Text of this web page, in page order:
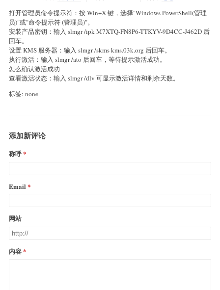
‌打开管理员命令提示符‌：按 Win+X 键，选择"Windows PowerShell(管理
员)"或"命令提示符 (管理员)"。
‌安装产品密钥‌：输入 slmgr /ipk M7XTQ-FN8P6-TTKYV-9D4CC-J462D 后
回车。
‌设置 KMS 服务器‌：输入 slmgr /skms kms.03k.org 后回车。
‌执行激活‌：输入 slmgr /ato 后回车，等待提示激活成功。‌‌‌
怎么确认激活成功
‌查看激活状态‌：输入 slmgr /dlv 可显示激活详情和剩余天数。
标签: none
添加新评论
称呼
Email
网站
内容